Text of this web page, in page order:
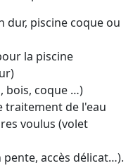
dur, piscine coque ou
la piscine
bois, coque …)
traitement de l'eau
voulus (volet
accès délicat…).